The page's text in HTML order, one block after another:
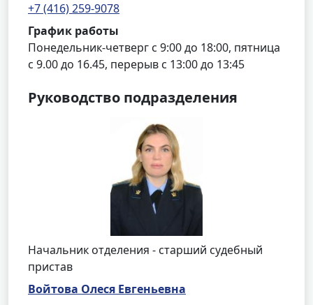
+7 (416) 259-9078
График работы
Понедельник-четверг с 9:00 до 18:00, пятница
с 9.00 до 16.45, перерыв с 13:00 до 13:45
Руководство подразделения
Начальник отделения - старший судебный
пристав
Войтова Олеся Евгеньевна